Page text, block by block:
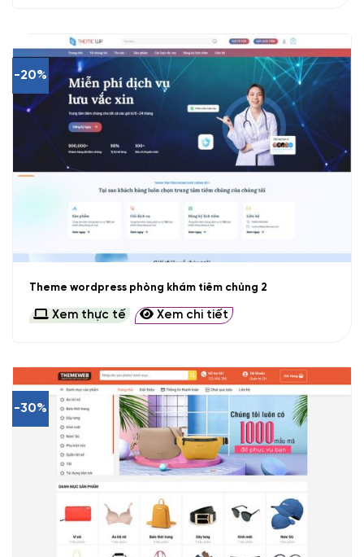
-20%
Theme wordpress phòng khám tiêm chủng 2
Xem thực tế Xem chi tiết
-30%